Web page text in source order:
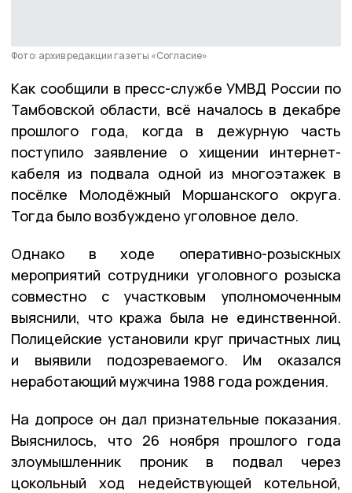
Фото: архив редакции газеты «Согласие»
Как сообщили в пресс-службе УМВД России по
Тамбовской области, всё началось в декабре
прошлого года, когда в дежурную часть
поступило заявление о хищении интернет-
кабеля из подвала одной из многоэтажек в
посёлке Молодёжный Моршанского округа.
Тогда было возбуждено уголовное дело.
Однако в ходе оперативно-розыскных
мероприятий сотрудники уголовного розыска
совместно с участковым уполномоченным
выяснили, что кража была не единственной.
Полицейские установили круг причастных лиц
и выявили подозреваемого. Им оказался
неработающий мужчина 1988 года рождения.
На допросе он дал признательные показания.
Выяснилось, что 26 ноября прошлого года
злоумышленник проник в подвал через
цокольный ход недействующей котельной,